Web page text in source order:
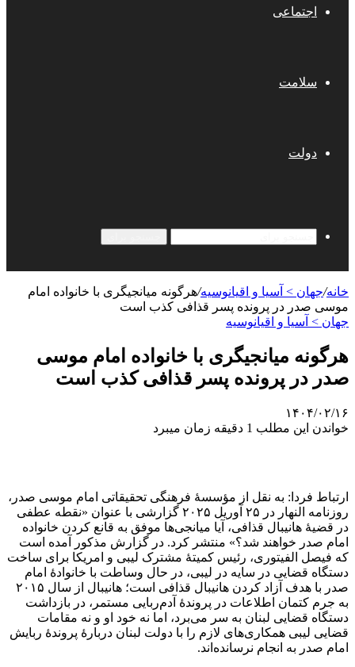
اجتماعی
سلامت
دولت
خانه/جهان > آسیا و اقیانوسیه/هرگونه میانجیگری با خانواده امام
موسی صدر در پرونده پسر قذافی کذب است
جهان > آسیا و اقیانوسیه
هرگونه میانجیگری با خانواده امام موسی
صدر در پرونده پسر قذافی کذب است
۱۴۰۴/۰۲/۱۶
خواندن این مطلب 1 دقیقه زمان میبرد
ارتباط فردا: به نقل از مؤسسهٔ فرهنگی تحقیقاتی امام موسی صدر،
روزنامه النهار در ۲۵ آوریل ۲۰۲۵ گزارشی با عنوان «نقطه عطفی
در قضیۀ هانیبال قذافی، آیا میانجی‌ها موفق به قانع کردن خانواده
امام صدر خواهند شد؟» منتشر کرد. در گزارش مذکور آمده است
که فیصل الفیتوری، رئیس کمیتهٔ مشترک لیبی و امریکا برای ساخت
دستگاه قضایی در سایه در لیبی، در حال وساطت با خانوادهٔ امام
صدر با هدف آزاد کردن هانیبال قذافی است؛ هانیبال از سال ۲۰۱۵
به جرم کتمان اطلاعات در پروندهٔ آدم‌ربایی مستمر، در بازداشت
دستگاه قضایی لبنان به سر می‌برد، اما نه خود او و نه مقامات
قضایی لیبی همکاری‌های لازم را با دولت لبنان دربارهٔ پروندهٔ ربایش
امام صدر به انجام نرسانده‌اند.